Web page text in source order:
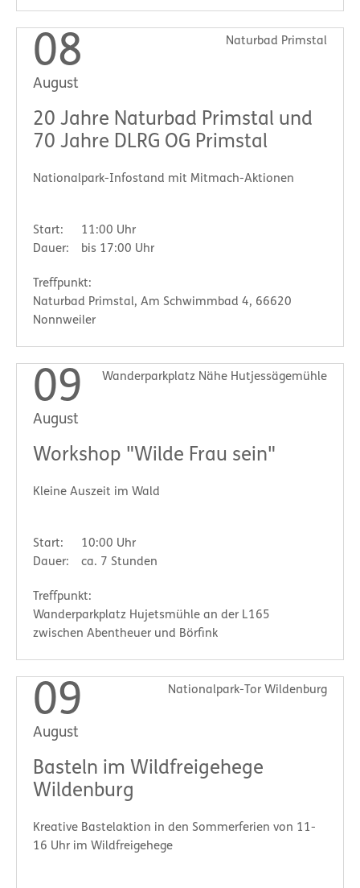
08
August
Naturbad Primstal
20 Jahre Naturbad Primstal und
70 Jahre DLRG OG Primstal
Nationalpark-Infostand mit Mitmach-Aktionen
Start:
11:00 Uhr
Dauer:
bis 17:00 Uhr
Treffpunkt:
Naturbad Primstal, Am Schwimmbad 4, 66620
Nonnweiler
09
August
Wanderparkplatz Nähe Hutjessägemühle
Workshop "Wilde Frau sein"
Kleine Auszeit im Wald
Start:
10:00 Uhr
Dauer:
ca. 7 Stunden
Treffpunkt:
Wanderparkplatz Hujetsmühle an der L165
zwischen Abentheuer und Börfink
09
August
Nationalpark-Tor Wildenburg
Basteln im Wildfreigehege
Wildenburg
Kreative Bastelaktion in den Sommerferien von 11-
16 Uhr im Wildfreigehege